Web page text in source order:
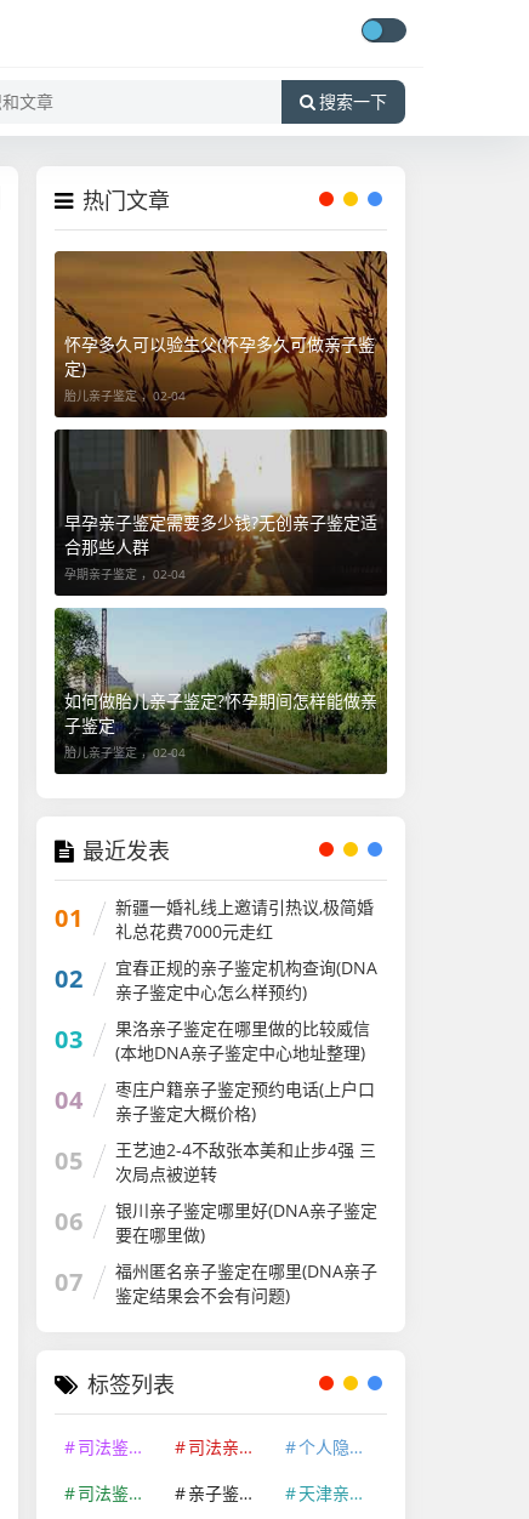
搜索一下
热门文章
怀孕多久可以验生父(怀孕多久可做亲子鉴
定)
胎儿亲子鉴定 ， 02-04
早孕亲子鉴定需要多少钱?无创亲子鉴定适
合那些人群
孕期亲子鉴定 ， 02-04
如何做胎儿亲子鉴定?怀孕期间怎样能做亲
子鉴定
胎儿亲子鉴定 ，02-04
最近发表
01
新疆一婚礼线上邀请引热议,极简婚
礼总花费7000元走红
02
宜春正规的亲子鉴定机构查询(DNA
亲子鉴定中心怎么样预约)
03
果洛亲子鉴定在哪里做的比较威信
(本地DNA亲子鉴定中心地址整理)
04
枣庄户籍亲子鉴定预约电话(上户口
亲子鉴定大概价格)
05
王艺迪2-4不敌张本美和止步4强 三
次局点被逆转
06
银川亲子鉴定哪里好(DNA亲子鉴定
要在哪里做)
07
福州匿名亲子鉴定在哪里(DNA亲子
鉴定结果会不会有问题)
标签列表
司法鉴定机构 司法亲子鉴定
个人隐私亲子鉴定
司法鉴定资质
亲子鉴定机构
天津亲子鉴定咨询中心